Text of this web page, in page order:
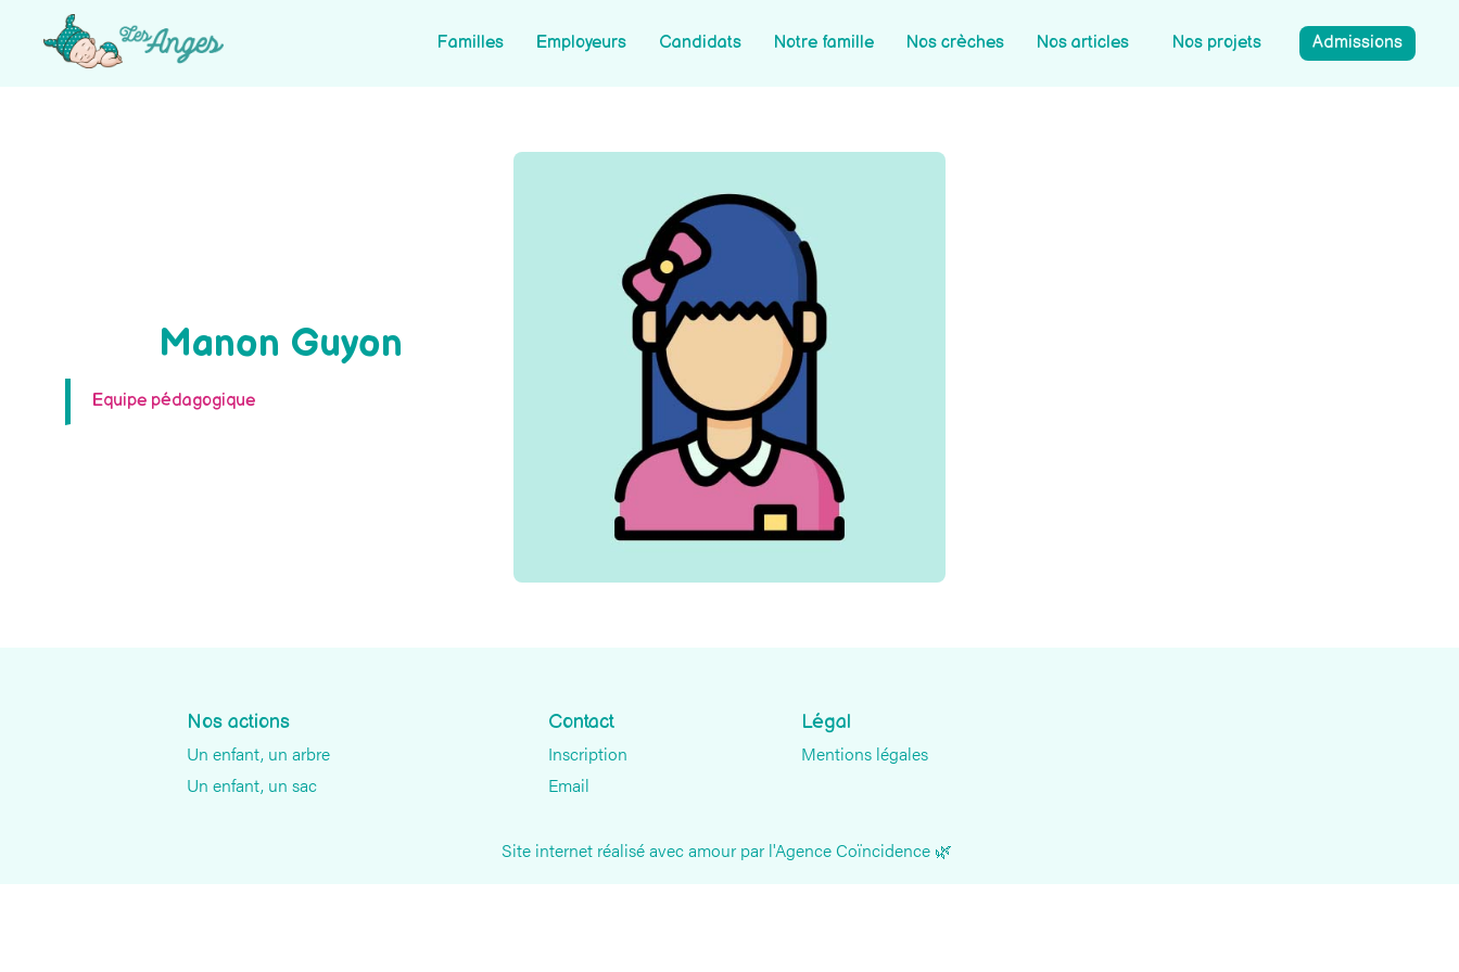
Familles Employeurs Candidats Notre famille Nos crèches Nos articles Nos projets Admissions
Manon Guyon
Equipe pédagogique
Nos actions
Un enfant, un arbre
Un enfant, un sac
Contact
Inscription
Email
Légal
Mentions légales
Site internet réalisé avec amour par l'Agence Coïncidence 🌿